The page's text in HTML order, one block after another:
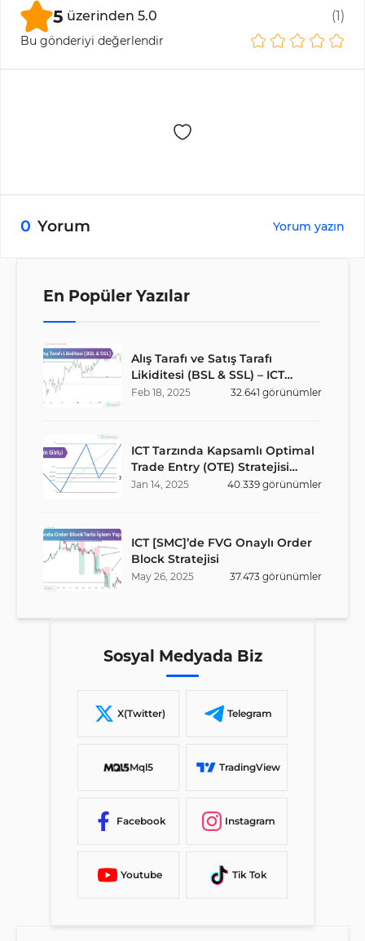
5 üzerinden 5.0 (1)
Bu gönderiyi değerlendir
0 Yorum Yorum yazın
En Popüler Yazılar
Alış Tarafı ve Satış Tarafı
Likiditesi (BSL & SSL) – ICT
Stratejisi
Feb 18, 2025 32.641 görünümler
ICT Tarzında Kapsamlı Optimal
Trade Entry (OTE) Stratejisi
Rehberi
Jan 14, 2025 40.339 görünümler
ICT [SMC]’de FVG Onaylı Order
Block Stratejisi
May 26, 2025 37.473 görünümler
Sosyal Medyada Biz
X(Twitter) Telegram
Mql5 TradingView
Facebook Instagram
Youtube Tik Tok